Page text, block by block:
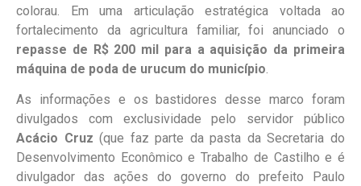
colorau. Em uma articulação estratégica voltada ao
fortalecimento da agricultura familiar, foi anunciado o
repasse de R$ 200 mil para a aquisição da primeira
máquina de poda de urucum do município.
As informações e os bastidores desse marco foram
divulgados com exclusividade pelo servidor público
Acácio Cruz(que faz parte da pasta da Secretaria do
Desenvolvimento Econômico e Trabalho de Castilho e é
divulgador das ações do governo do prefeito Paulo